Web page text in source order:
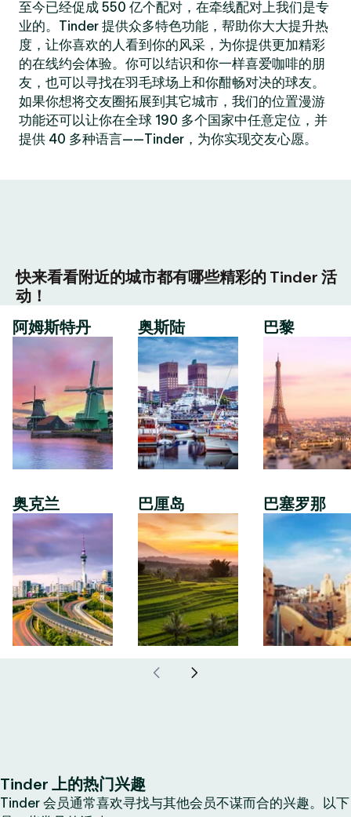
至今已经促成 550 亿个配对，在牵线配对上我们是专
业的。Tinder 提供众多特色功能，帮助你大大提升热
度，让你喜欢的人看到你的风采，为你提供更加精彩
的在线约会体验。你可以结识和你一样喜爱咖啡的朋
友，也可以寻找在羽毛球场上和你酣畅对决的球友。
如果你想将交友圈拓展到其它城市，我们的位置漫游
功能还可以让你在全球 190 多个国家中任意定位，并
提供 40 多种语言——Tinder，为你实现交友心愿。
快来看看附近的城市都有哪些精彩的 Tinder 活
动！
阿姆斯特丹
奥克兰
奥斯陆
巴厘岛
巴黎
巴塞罗那
Tinder 上的热门兴趣
Tinder 会员通常喜欢寻找与其他会员不谋而合的兴趣。以下